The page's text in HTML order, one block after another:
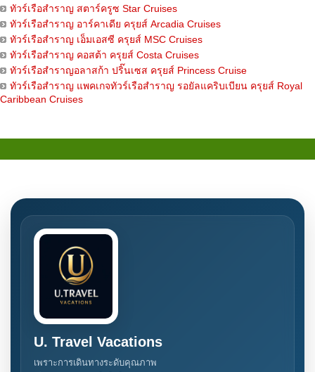
ทัวร์เรือสำราญ สตาร์ครูซ Star Cruises
ทัวร์เรือสำราญ อาร์คาเดีย ครุยส์ Arcadia Cruises
ทัวร์เรือสำราญ เอ็มเอสซี ครุยส์ MSC Cruises
ทัวร์เรือสำราญ คอสต้า ครุยส์ Costa Cruises
ทัวร์เรือสำราญอลาสก้า ปริ๊นเซส ครุยส์ Princess Cruise
ทัวร์เรือสำราญ แพคเกจทัวร์เรือสำราญ รอยัลแคริบเบียน ครุยส์ Royal
Caribbean Cruises
U. Travel Vacations
เพราะการเดินทางระดับคุณภาพ